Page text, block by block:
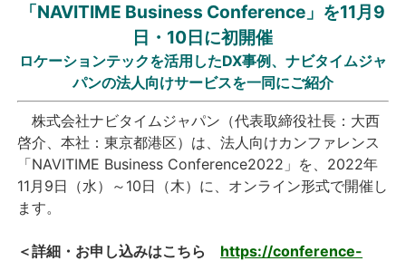
個人向けサービス
法人向けサービス
採用情報
English
「NAVITIME Business Conference」を11月9
日・10日に初開催
ロケーションテックを活用したDX事例、ナビタイムジャ
パンの法人向けサービスを一同にご紹介
株式会社ナビタイムジャパン（代表取締役社長：大西
啓介、本社：東京都港区）は、法人向けカンファレンス
「NAVITIME Business Conference2022」を、2022年
11月9日（水）～10日（木）に、オンライン形式で開催し
ます。
＜詳細・お申し込みはこちら https://conference-